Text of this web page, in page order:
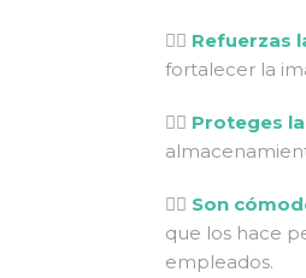
👍🏻 Refuerzas
fortalecer la
👍🏻 Proteges
👍🏻 Son
que los hace
empleados.